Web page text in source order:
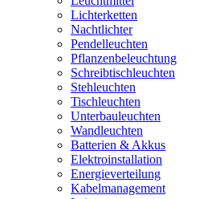
Lichterketten
Nachtlichter
Pendelleuchten
Pflanzenbeleuchtung
Schreibtischleuchten
Stehleuchten
Tischleuchten
Unterbauleuchten
Wandleuchten
Batterien & Akkus
Elektroinstallation
Energieverteilung
Kabelmanagement